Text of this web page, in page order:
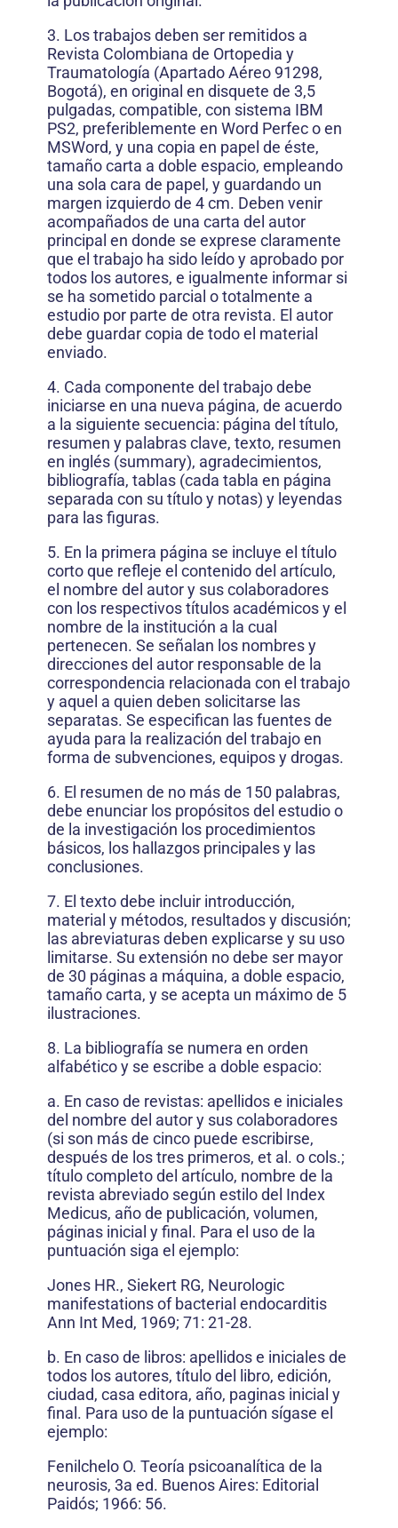
3. Los trabajos deben ser remitidos a
Revista Colombiana de Ortopedia y
Traumatología (Apartado Aéreo 91298,
Bogotá), en original en disquete de 3,5
pulgadas, compatible, con sistema IBM
PS2, preferiblemente en Word Perfec o en
MSWord, y una copia en papel de éste,
tamaño carta a doble espacio, empleando
una sola cara de papel, y guardando un
margen izquierdo de 4 cm. Deben venir
acompañados de una carta del autor
principal en donde se exprese claramente
que el trabajo ha sido leído y aprobado por
todos los autores, e igualmente informar si
se ha sometido parcial o totalmente a
estudio por parte de otra revista. El autor
debe guardar copia de todo el material
enviado.
4. Cada componente del trabajo debe
iniciarse en una nueva página, de acuerdo
a la siguiente secuencia: página del título,
resumen y palabras clave, texto, resumen
en inglés (summary), agradecimientos,
bibliografía, tablas (cada tabla en página
separada con su título y notas) y leyendas
para las figuras.
5. En la primera página se incluye el título
corto que refleje el contenido del artículo,
el nombre del autor y sus colaboradores
con los respectivos títulos académicos y el
nombre de la institución a la cual
pertenecen. Se señalan los nombres y
direcciones del autor responsable de la
correspondencia relacionada con el trabajo
y aquel a quien deben solicitarse las
separatas. Se especifican las fuentes de
ayuda para la realización del trabajo en
forma de subvenciones, equipos y drogas.
6. El resumen de no más de 150 palabras,
debe enunciar los propósitos del estudio o
de la investigación los procedimientos
básicos, los hallazgos principales y las
conclusiones.
7. El texto debe incluir introducción,
material y métodos, resultados y discusión;
las abreviaturas deben explicarse y su uso
limitarse. Su extensión no debe ser mayor
de 30 páginas a máquina, a doble espacio,
tamaño carta, y se acepta un máximo de 5
ilustraciones.
8. La bibliografía se numera en orden
alfabético y se escribe a doble espacio:
a. En caso de revistas: apellidos e iniciales
del nombre del autor y sus colaboradores
(si son más de cinco puede escribirse,
después de los tres primeros, et al. o cols.;
título completo del artículo, nombre de la
revista abreviado según estilo del Index
Medicus, año de publicación, volumen,
páginas inicial y final. Para el uso de la
puntuación siga el ejemplo:
Jones HR., Siekert RG, Neurologic
manifestations of bacterial endocarditis
Ann Int Med, 1969; 71: 21-28.
b. En caso de libros: apellidos e iniciales de
todos los autores, título del libro, edición,
ciudad, casa editora, año, paginas inicial y
final. Para uso de la puntuación sígase el
ejemplo:
Fenilchelo O. Teoría psicoanalítica de la
neurosis, 3a ed. Buenos Aires: Editorial
Paidós; 1966: 56.